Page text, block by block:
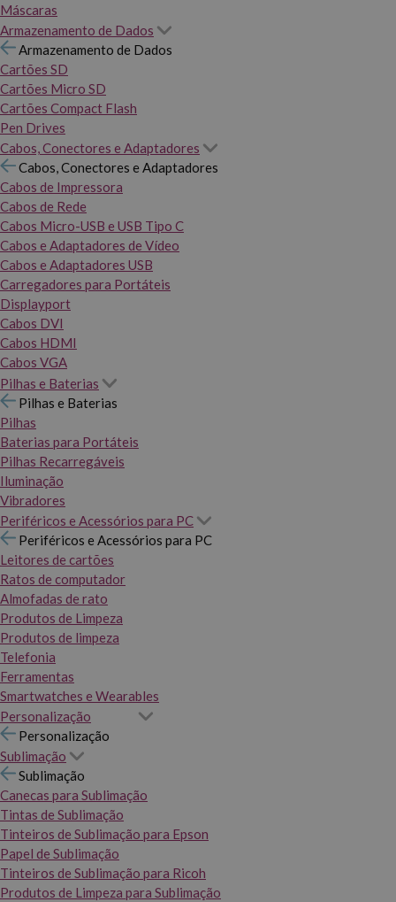
Máscaras
Armazenamento de Dados
Armazenamento de Dados
Cartões SD
Cartões Micro SD
Cartões Compact Flash
Pen Drives
Cabos, Conectores e Adaptadores
Cabos, Conectores e Adaptadores
Cabos de Impressora
Cabos de Rede
Cabos Micro-USB e USB Tipo C
Cabos e Adaptadores de Vídeo
Cabos e Adaptadores USB
Carregadores para Portáteis
Displayport
Cabos DVI
Cabos HDMI
Cabos VGA
Pilhas e Baterias
Pilhas e Baterias
Pilhas
Baterias para Portáteis
Pilhas Recarregáveis
Iluminação
Vibradores
Periféricos e Acessórios para PC
Periféricos e Acessórios para PC
Leitores de cartões
Ratos de computador
Almofadas de rato
Produtos de Limpeza
Produtos de limpeza
Telefonia
Ferramentas
Smartwatches e Wearables
Personalização
Personalização
Sublimação
Sublimação
Canecas para Sublimação
Tintas de Sublimação
Tinteiros de Sublimação para Epson
Papel de Sublimação
Tinteiros de Sublimação para Ricoh
Produtos de Limpeza para Sublimação